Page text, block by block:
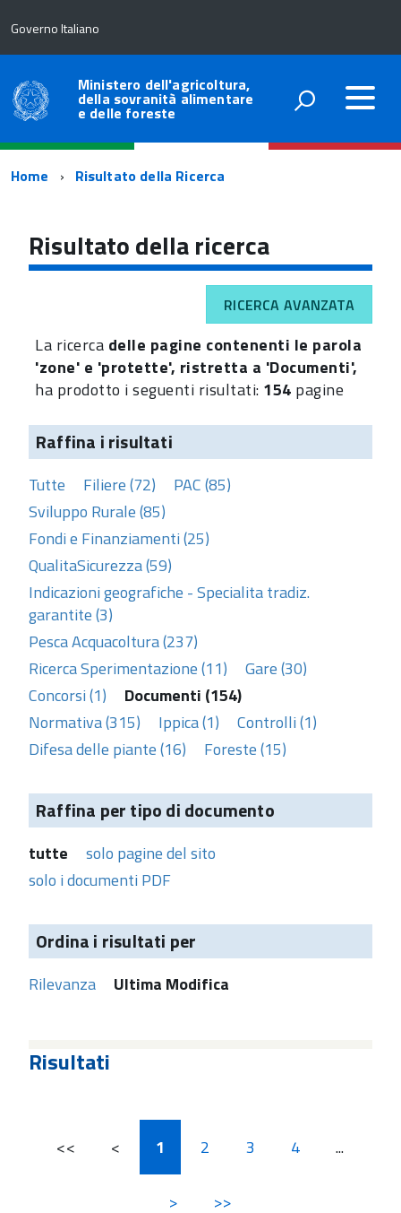
Governo Italiano
Ministero dell'agricoltura,
della sovranità alimentare
e delle foreste
Percorso
navigazione
Home Risultato della Ricerca
Risultato della ricerca
RICERCA AVANZATA
La ricerca delle pagine contenenti le parola
'zone' e 'protette', ristretta a 'Documenti',
ha prodotto i seguenti risultati: 154 pagine
Raffina i risultati
Tutte Filiere (72)
PAC (85)
Sviluppo Rurale (85)
Fondi e Finanziamenti (25)
QualitaSicurezza (59)
Indicazioni geografiche - Specialita tradiz.
garantite (3)
Pesca Acquacoltura (237)
Ricerca Sperimentazione (11)
Gare (30)
Concorsi (1)
Documenti (154)
Normativa (315)
Ippica (1)
Controlli (1)
Difesa delle piante (16)
Foreste (15)
Raffina per tipo di documento
tutte
solo pagine del sito
solo i documenti PDF
Ordina i risultati per
Rilevanza Ultima Modifica
Risultati
<< < 1 2 3 4 ...
> >>